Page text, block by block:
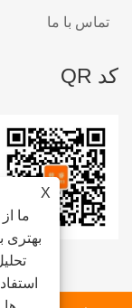
X
ما
بهتری
تماس با ما
کد QR